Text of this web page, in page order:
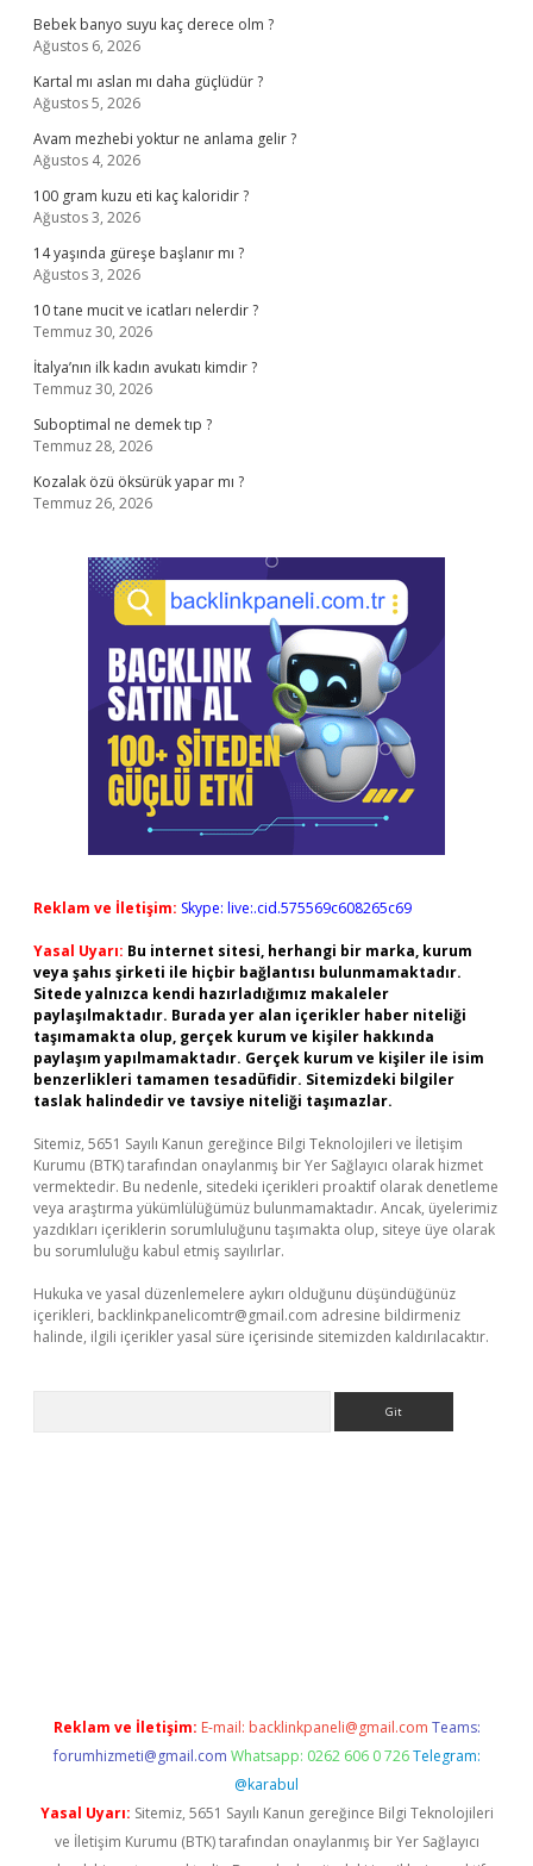
Bebek banyo suyu kaç derece olm ?
Ağustos 6, 2026
Kartal mı aslan mı daha güçlüdür ?
Ağustos 5, 2026
Avam mezhebi yoktur ne anlama gelir ?
Ağustos 4, 2026
100 gram kuzu eti kaç kaloridir ?
Ağustos 3, 2026
14 yaşında güreşe başlanır mı ?
Ağustos 3, 2026
10 tane mucit ve icatları nelerdir ?
Temmuz 30, 2026
İtalya’nın ilk kadın avukatı kimdir ?
Temmuz 30, 2026
Suboptimal ne demek tıp ?
Temmuz 28, 2026
Kozalak özü öksürük yapar mı ?
Temmuz 26, 2026
Reklam ve İletişim: Skype: live:.cid.575569c608265c69
Yasal Uyarı: Bu internet sitesi, herhangi bir marka, kurum
veya şahıs şirketi ile hiçbir bağlantısı bulunmamaktadır.
Sitede yalnızca kendi hazırladığımız makaleler
paylaşılmaktadır. Burada yer alan içerikler haber niteliği
taşımamakta olup, gerçek kurum ve kişiler hakkında
paylaşım yapılmamaktadır. Gerçek kurum ve kişiler ile isim
benzerlikleri tamamen tesadüfidir. Sitemizdeki bilgiler
taslak halindedir ve tavsiye niteliği taşımazlar.
Sitemiz, 5651 Sayılı Kanun gereğince Bilgi Teknolojileri ve İletişim
Kurumu (BTK) tarafından onaylanmış bir Yer Sağlayıcı olarak hizmet
vermektedir. Bu nedenle, sitedeki içerikleri proaktif olarak denetleme
veya araştırma yükümlülüğümüz bulunmamaktadır. Ancak, üyelerimiz
yazdıkları içeriklerin sorumluluğunu taşımakta olup, siteye üye olarak
bu sorumluluğu kabul etmiş sayılırlar.
Hukuka ve yasal düzenlemelere aykırı olduğunu düşündüğünüz
içerikleri, backlinkpanelicomtr@gmail.com adresine bildirmeniz
halinde, ilgili içerikler yasal süre içerisinde sitemizden kaldırılacaktır.
Reklam ve İletişim: E-mail: backlinkpaneli@gmail.com Teams:
forumhizmeti@gmail.com Whatsapp: 0262 606 0 726 Telegram:
@karabul
Yasal Uyarı: Sitemiz, 5651 Sayılı Kanun gereğince Bilgi Teknolojileri
ve İletişim Kurumu (BTK) tarafından onaylanmış bir Yer Sağlayıcı